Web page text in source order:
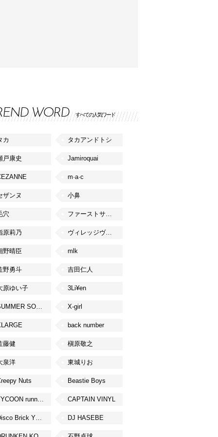
WORD すべての人気ワード
カ タカアンドトシ
戸康史 Jamiroquai
m·a·c
ザンヌ 小鼻
穴 ファーストサマーウイカ
原莉乃 ヴィレッジヴァンガード
野晴臣 mlk
野勇斗 吉田仁人
原ゆい子 3Li¥en
SUMMER SONIC X-girl
back number
藤健 槇原敬之
泉洋 東城りお
Nuts Beastie Boys
TYCOON running CAPTAIN VINYL
Disco Brick YOKOHAMA DJ HASEBE